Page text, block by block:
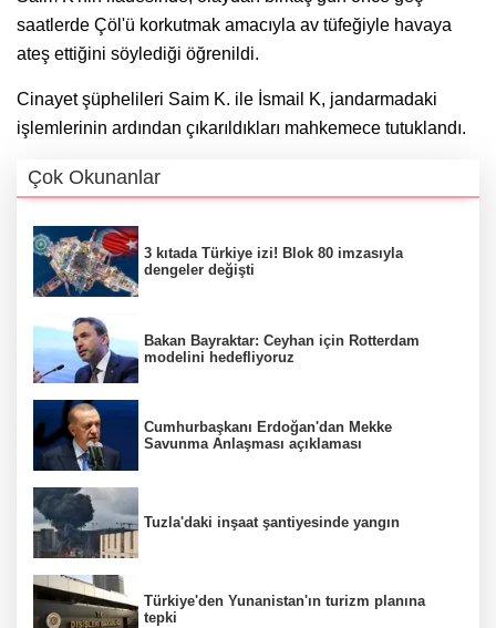
saatlerde Çöl'ü korkutmak amacıyla av tüfeğiyle havaya
ateş ettiğini söylediği öğrenildi.
Cinayet şüphelileri Saim K. ile İsmail K, jandarmadaki
işlemlerinin ardından çıkarıldıkları mahkemece tutuklandı.
Çok Okunanlar
3 kıtada Türkiye izi! Blok 80 imzasıyla
dengeler değişti
Bakan Bayraktar: Ceyhan için Rotterdam
modelini hedefliyoruz
Cumhurbaşkanı Erdoğan'dan Mekke
Savunma Anlaşması açıklaması
Tuzla'daki inşaat şantiyesinde yangın
Türkiye'den Yunanistan'ın turizm planına
tepki